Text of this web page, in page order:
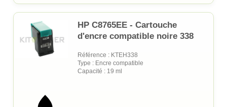
HP C8765EE - Cartouche
d'encre compatible noire 338
Référence : KTEH338
Type : Encre compatible
Capacité : 19 ml